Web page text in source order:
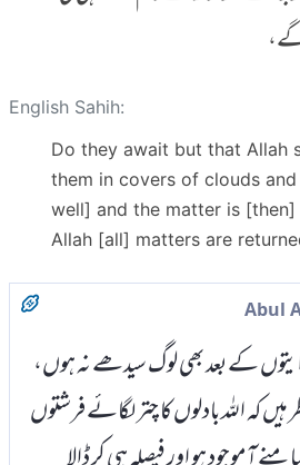
English Sahih:
Do they await but that Allah
them in covers of clouds
well] and the matter is
Allah [all] matters are
کے بعد بھی لوگ سیدھے نہ ہوں،
کہ اللہ بادلوں کا چتر لگائے فرشتوں